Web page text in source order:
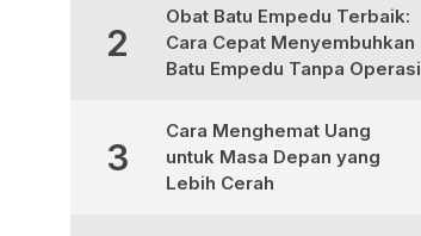
2
Obat Batu Empedu Terbaik:
Cara Cepat Menyembuhkan
Batu Empedu Tanpa Operasi
3
Cara Menghemat Uang
untuk Masa Depan yang
Lebih Cerah